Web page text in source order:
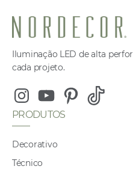
Iluminação LED de alta
cada projeto.
InstagramYoutubePinterest
Tiktok
PRODUTOS
Decorativo
Técnico